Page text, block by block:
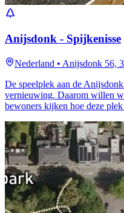
Anijsdonk - Spijkenisse
Nederland • Anijsdonk 56,
De speelplek aan de
vernieuwing. Daarom willen
bewoners kijken hoe deze